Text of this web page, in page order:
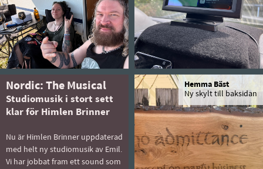
Nordic: The Musical
Studiomusik i stort sett
klar för Himlen Brinner
Nu är Himlen Brinner uppdaterad
med helt ny studiomusik av Emil.
Vi har jobbat fram ett sound som
Hemma Bäst
Ny skylt till baksidan